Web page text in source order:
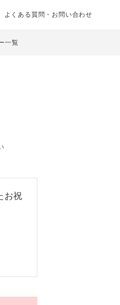
よくある質問・お問い合わせ
一覧
お祝